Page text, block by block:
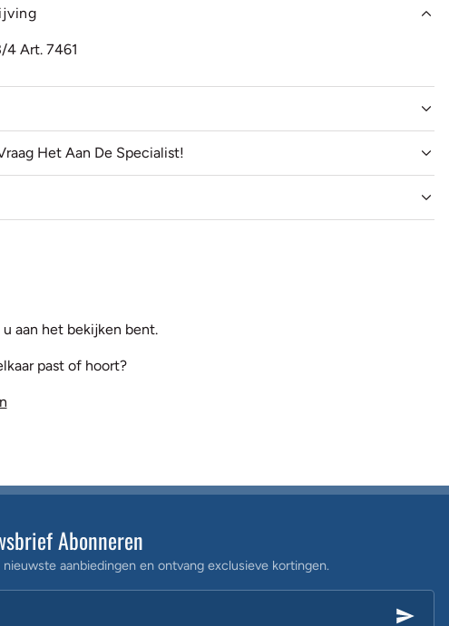
4 Art. 7461
Het Aan De Specialist!
aan het bekijken bent.
past of hoort?
Abonneren
aanbiedingen en ontvang exclusieve kortingen.